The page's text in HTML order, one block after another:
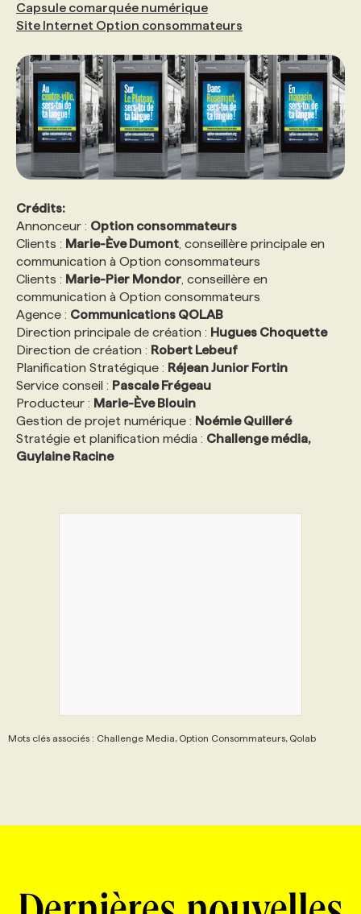
Capsule comarquée numérique
Site Internet Option consommateurs
Crédits:
Annonceur : Option consommateurs
Clients : Marie-Ève Dumont , conseillère principale en
communication à Option consommateurs
Clients : Marie-Pier Mondor , conseillère en
communication à Option consommateurs
Agence : Communications QOLAB
Direction principale de création : Hugues Choquette
Direction de création : Robert Lebeuf
Planification Stratégique : Réjean Junior Fortin
Service conseil : Pascale Frégeau
Producteur : Marie-Ève Blouin
Gestion de projet numérique : Noémie Quilleré
Stratégie et planification média : Challenge média,
Guylaine Racine
Mots clés associés : Challenge Media, Option Consommateurs, Qolab